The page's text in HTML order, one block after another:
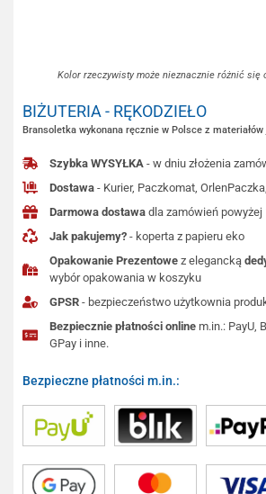
Kolor rzeczywisty może nieznacznie różnić się
BIŻUTERIA - RĘKODZIEŁO
Bransoletka wykonana ręcznie w Polsce z
Szybka WYSYŁKA - w dniu złożenia
Dostawa - Kurier, Paczkomat,
Darmowa dostawa dla zamówień powyżej
Jak pakujemy? - koperta z papieru eko
Opakowanie Prezentowe z elegancką
wybór opakowania w koszyku
GPSR - bezpieczeństwo użytkownia
Bezpiecznie płatności online m.in.: PayU,
GPay i inne.
Bezpieczne płatności m.in.: